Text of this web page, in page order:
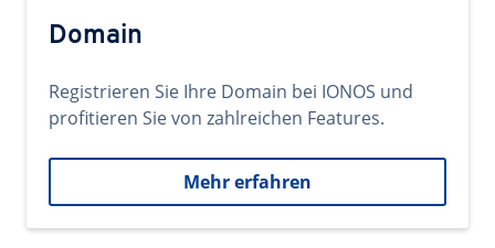
Domain
Registrieren Sie Ihre Domain bei IONOS und
profitieren Sie von zahlreichen Features.
Mehr erfahren